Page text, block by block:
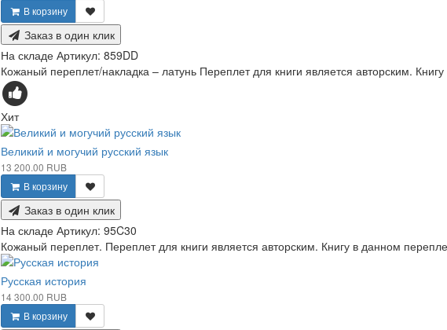
В корзину
Заказ в один клик
На складе Артикул: 859DD
Кожаный переплет/накладка – латунь Переплет для книги является авторским.
Хит
Великий и могучий русский язык
13 200.00 RUB
В корзину
Заказ в один клик
На складе Артикул: 95C30
Кожаный переплет. Переплет для книги является авторским. Книгу в данном
Русская история
14 300.00 RUB
В корзину